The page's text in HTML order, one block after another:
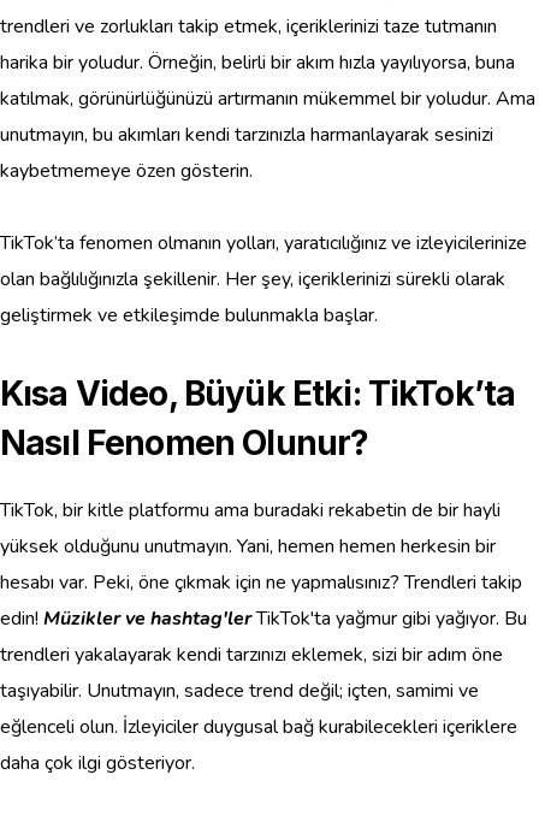
trendleri ve zorlukları takip etmek, içeriklerinizi taze tutmanın
harika bir yoludur. Örneğin, belirli bir akım hızla yayılıyorsa, buna
katılmak, görünürlüğünüzü artırmanın mükemmel bir yoludur. Ama
unutmayın, bu akımları kendi tarzınızla harmanlayarak sesinizi
kaybetmemeye özen gösterin.
TikTok’ta fenomen olmanın yolları, yaratıcılığınız ve izleyicilerinize
olan bağlılığınızla şekillenir. Her şey, içeriklerinizi sürekli olarak
geliştirmek ve etkileşimde bulunmakla başlar.
Kısa Video, Büyük Etki: TikTok’ta
Nasıl Fenomen Olunur?
TikTok, bir kitle platformu ama buradaki rekabetin de bir hayli
yüksek olduğunu unutmayın. Yani, hemen hemen herkesin bir
hesabı var. Peki, öne çıkmak için ne yapmalısınız? Trendleri takip
edin! Müzikler ve hashtag'lerTikTok'ta yağmur gibi yağıyor. Bu
trendleri yakalayarak kendi tarzınızı eklemek, sizi bir adım öne
taşıyabilir. Unutmayın, sadece trend değil; içten, samimi ve
eğlenceli olun. İzleyiciler duygusal bağ kurabilecekleri içeriklere
daha çok ilgi gösteriyor.